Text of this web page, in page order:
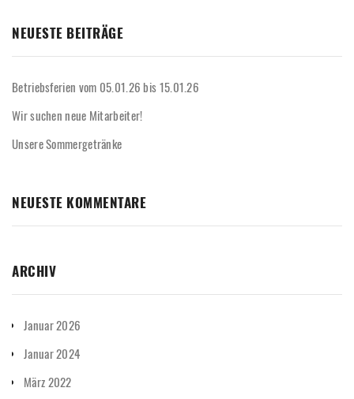
NEUESTE BEITRÄGE
Betriebsferien vom 05.01.26 bis 15.01.26
Wir suchen neue Mitarbeiter!
Unsere Sommergetränke
NEUESTE KOMMENTARE
ARCHIV
Januar 2026
Januar 2024
März 2022